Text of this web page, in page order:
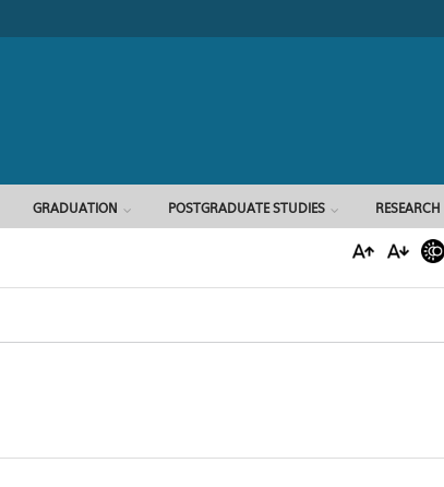
Search form
GRADUATION POSTGRADUATE STUDIES RESEARCH